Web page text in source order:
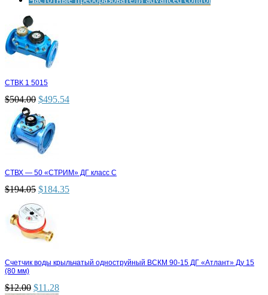
СТВК 1 5015
$504.00 $495.54
СТВХ — 50 «СТРИМ» ДГ класс С
$194.05 $184.35
Счетчик воды крыльчатый одноструйный ВСКМ 90-15 ДГ «Атлант» Ду 15
(80 мм)
$12.00 $11.28